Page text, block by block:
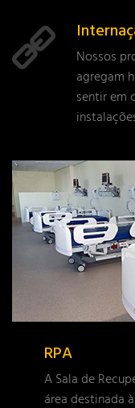
Nossos
agregam
sentir em
RPA
A Sala de
área destinada